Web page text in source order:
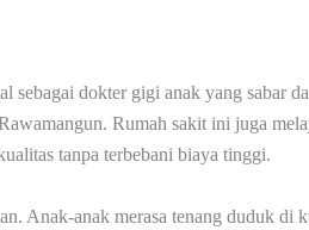
dokter gigi anak yang sabar
Rumah sakit ini juga
tanpa terbebani biaya tinggi.
Anak-anak merasa tenang duduk di